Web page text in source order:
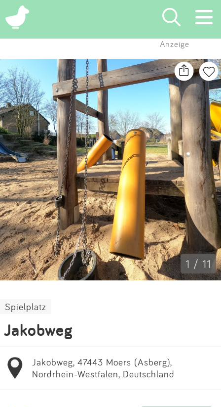
×
Suchen
Eintragen
App
Blog
Partner
Kontakt
Impressum
Anmelden
Anzeige
1 / 11
Spielplatz
Jakobweg
Jakobweg, 47443 Moers (Asberg),
Nordrhein-Westfalen, Deutschland